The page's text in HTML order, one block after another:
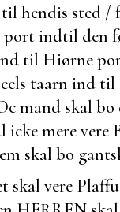
hendis sted /
port indtil den
til Hiørne
taarn ind til
mand skal
icke mere vere
skal bo
skal vere